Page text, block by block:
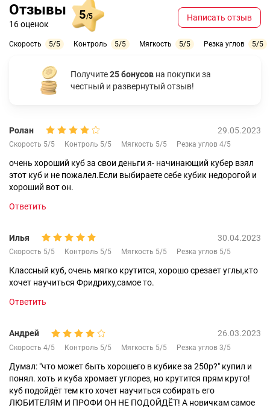
Отзывы
16 оценок
5/5
Скорость 5/5 Контроль 5/5 Мягкость 5/5 Резка углов 5/5
Написать отзыв
Получите25 бонусов на покупки за
честный и развернутый отзыв!
Ролан 29.05.2023
Скорость 5/5 Контроль 5/5 Мягкость 5/5 Резка углов 4/5
очень хороший куб за свои деньги я- начинающий кубер взял
этот куб и не пожалел.Если выбираете себе кубик недорогой и
хороший вот он.
Ответить
Илья 30.04.2023
Скорость 5/5 Контроль 5/5 Мягкость 5/5 Резка углов 5/5
Классный куб, очень мягко крутится, хорошо срезает углы,кто
хочет научиться Фридриху,самое то.
Ответить
Андрей 26.03.2023
Скорость 4/5 Контроль 5/5 Мягкость 5/5 Резка углов 3/5
Думал: "что может быть хорошего в кубике за 250р?" купил и
понял. хоть и куба хромает углорез, но крутится прям круто!
куб подойдёт тем кто хочет научиться собирать его
ЛЮБИТЕЛЯМ И ПРОФИ ОН НЕ ПОДОЙДЁТ! А новичкам самое